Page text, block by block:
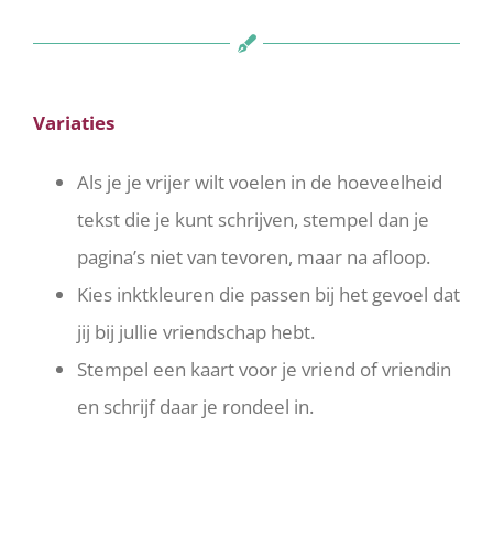
Variaties
Als je je vrijer wilt voelen in de hoeveelheid
tekst die je kunt schrijven, stempel dan je
pagina’s niet van tevoren, maar na afloop.
Kies inktkleuren die passen bij het gevoel dat
jij bij jullie vriendschap hebt.
Stempel een kaart voor je vriend of vriendin
en schrijf daar je rondeel in.